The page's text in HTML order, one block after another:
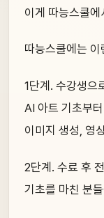
이게 따능스쿨
따능스쿨에는
1단계. 수강생으
AI 아트 기초부
이미지 생성, 영
2단계. 수료 후
기초를 마친 분